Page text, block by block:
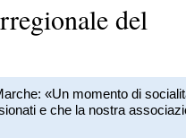
del
«Un momento di
e che la nostra